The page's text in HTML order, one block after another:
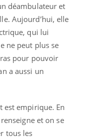
déambulateur et
Aujourd’hui, elle
qui lui
ne peut plus se
pour pouvoir
a aussi un
est empirique. En
et on se
tous les